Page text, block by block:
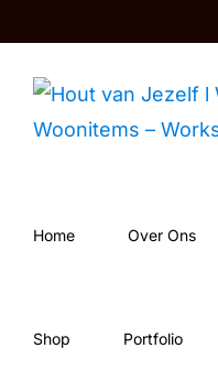
inhoud
Home Over Ons
Shop Portfolio